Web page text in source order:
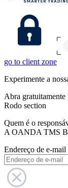
go to client zone
Experimente a
Abra gratuitamente
Rodo section
Quem é o
A OANDA TMS
Endereço de e-mail